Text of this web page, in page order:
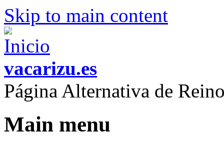
Skip to main content
vacarizu.es
Página Alternativa de
Main menu